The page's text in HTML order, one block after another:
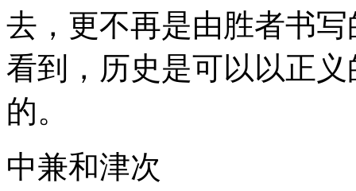
去，更不再是由胜者书
看到，历史是可以以正
的。
中兼和津次